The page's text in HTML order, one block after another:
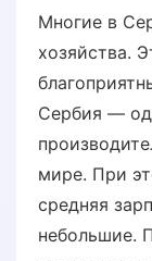
Многие в
хозяйства.
Сербия —
мире. При
средняя
небольшие.